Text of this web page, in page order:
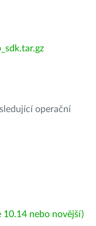
operační
10.14 nebo novější)